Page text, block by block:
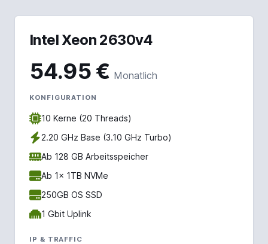
Intel Xeon 2630v4
54.95 € Monatlich
KONFIGURATION
10 Kerne (20 Threads)
2.20 GHz Base (3.10 GHz Turbo)
Ab 128 GB Arbeitsspeicher
Ab 1x 1TB NVMe
250GB OS SSD
1 Gbit Uplink
IP & TRAFFIC